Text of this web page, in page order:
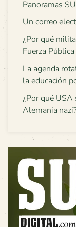
Panoramas
Un correo
¿Por qué
Fuerza
La agenda
la educación
¿Por qué USA
Alemania